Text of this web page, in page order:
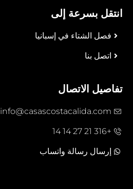
انتقل بسرعة إلى
فصل الشتاء في إسبانيا
اتصل بنا
تفاصيل الاتصال
info@casascostacalida.com
+316 21 27 14 14
إرسال رسالة واتساب